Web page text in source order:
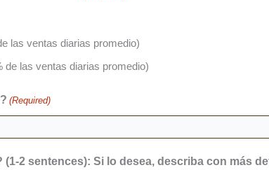
las ventas diarias promedio)
las ventas diarias promedio)
(Required)
2 sentences): Si lo desea, describa con más